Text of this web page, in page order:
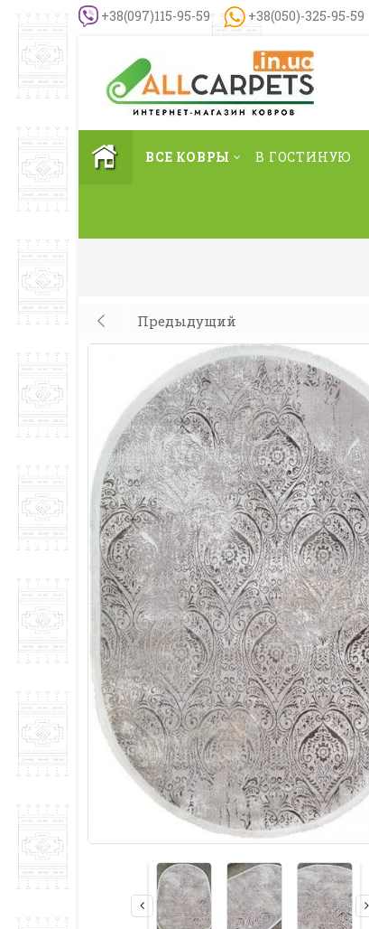
+38(097)115-95-59 +38(050)-325-95-59
ВСЕ КОВРЫ В ГОСТИНУЮ
Предыдущий